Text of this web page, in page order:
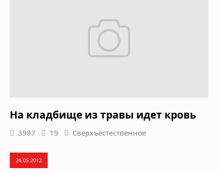
На кладбище из травы идет кровь
3987 19 Сверхъестественное
24.05.2012